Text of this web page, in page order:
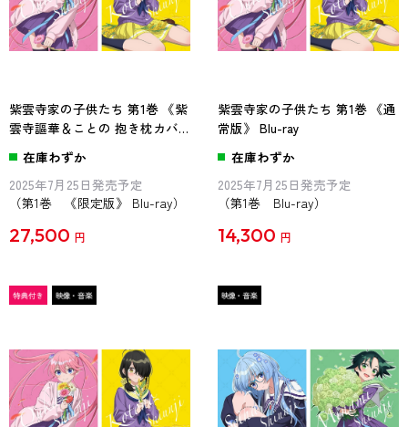
紫雲寺家の子供たち 第1巻 《紫
雲寺謳華＆ことの 抱き枕カバ
ー付き完全数量限定版》 Blu-
ray
在庫わずか
2025年7月25日発売予定
（第1巻 《限定版》 Blu-ray）
27,500 円
紫雲寺家の子供たち 第1巻 《通
常版》 Blu-ray
在庫わずか
2025年7月25日発売予定
（第1巻 Blu-ray）
14,300 円